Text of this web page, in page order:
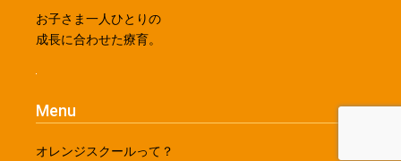
お子さま一人ひとりの
成長に合わせた療育。
Menu
オレンジスクールって？